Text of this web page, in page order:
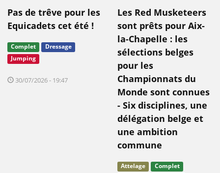
Pas de trêve pour les
Equicadets cet été !
Complet
Dressage
Jumping
30/07/2026 - 19:47
Les Red Musketeers
sont prêts pour Aix-
la-Chapelle : les
sélections belges
pour les
Championnats du
Monde sont connues
- Six disciplines, une
délégation belge et
une ambition
commune
Attelage
Complet